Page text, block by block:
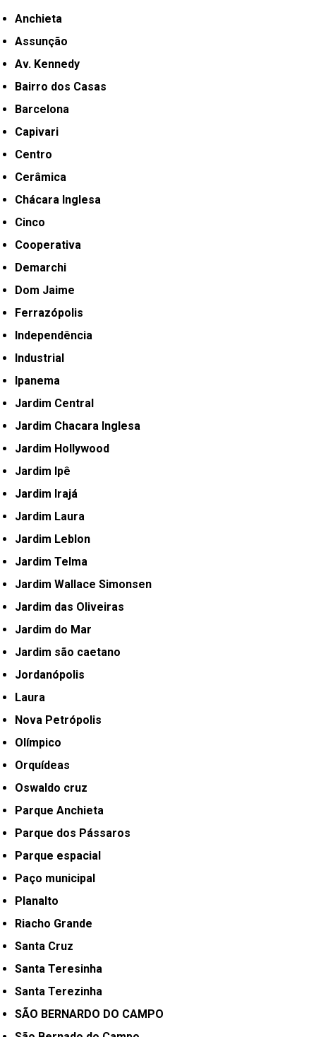
Anchieta
Assunção
Av. Kennedy
Bairro dos Casas
Barcelona
Capivari
Centro
Cerâmica
Chácara Inglesa
Cinco
Cooperativa
Demarchi
Dom Jaime
Ferrazópolis
Independência
Industrial
Ipanema
Jardim Central
Jardim Chacara Inglesa
Jardim Hollywood
Jardim Ipê
Jardim Irajá
Jardim Laura
Jardim Leblon
Jardim Telma
Jardim Wallace Simonsen
Jardim das Oliveiras
Jardim do Mar
Jardim são caetano
Jordanópolis
Laura
Nova Petrópolis
Olímpico
Orquídeas
Oswaldo cruz
Parque Anchieta
Parque dos Pássaros
Parque espacial
Paço municipal
Planalto
Riacho Grande
Santa Cruz
Santa Teresinha
Santa Terezinha
SÃO BERNARDO DO CAMPO